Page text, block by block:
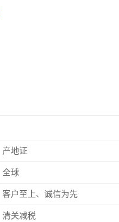
产地证
全球
客户至上、诚信为先
清关减税